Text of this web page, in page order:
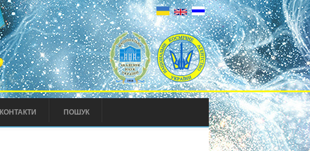
КОНТАКТИ ПОШУК